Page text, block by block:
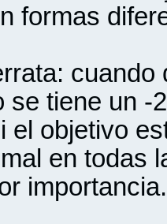
formas
se tiene un -
el objetivo
en todas
importancia.